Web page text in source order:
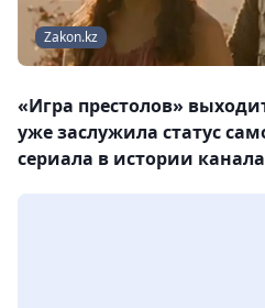
Zakon.kz
«Игра престолов»
уже заслужила статус
сериала в истории